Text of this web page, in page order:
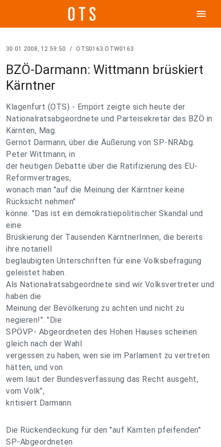
menu
30.01.2008, 12:59:50 / OTS0163 OTW0163
BZÖ-Darmann: Wittmann brüskiert
Kärntner
Klagenfurt (OTS) - Empört zeigte sich heute der
Nationalratsabgeordnete und Parteisekretär des BZÖ in
Kärnten, Mag.
Gernot Darmann, über die Äußerung von SP-NRAbg.
Peter Wittmann, in
der heutigen Debatte über die Ratifizierung des EU-
Reformvertrages,
wonach man "auf die Meinung der Kärntner keine
Rücksicht nehmen"
könne. "Das ist ein demokratiepolitischer Skandal und
eine
Brüskierung der Tausenden KärntnerInnen, die bereits
ihre notariell
beglaubigten Unterschriften für eine Volksbefragung
geleistet haben.
Als Nationalratsabgeordnete sind wir Volksvertreter und
haben die
Meinung der Bevölkerung zu achten und nicht zu
negieren!". "Die
SPÖVP- Abgeordneten des Hohen Hauses scheinen
gleich nach der Wahl
vergessen zu haben, wen sie im Parlament zu vertreten
hätten, und von
wem laut der Bundesverfassung das Recht ausgeht,
vom Volk",
kritisiert Darmann.
Die Rückendeckung für den "auf Kärnten pfeifenden"
SP-Abgeordneten